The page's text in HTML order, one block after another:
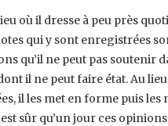
où il dresse à peu près
qui y sont enregistrées
qu’il ne peut pas soutenir
il ne peut faire état. Au
il les met ‎en forme puis
sûr qu’un jour ces